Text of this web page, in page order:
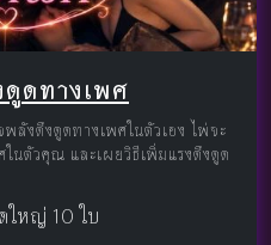
ดูดทางเพศ
ลังดึงดูดทางเพศในตัวเอง ไพ่จะ
นตัวคุณ และเผยวิธีเพิ่มแรงดึงดูด
ใหญ่ 10 ใบ